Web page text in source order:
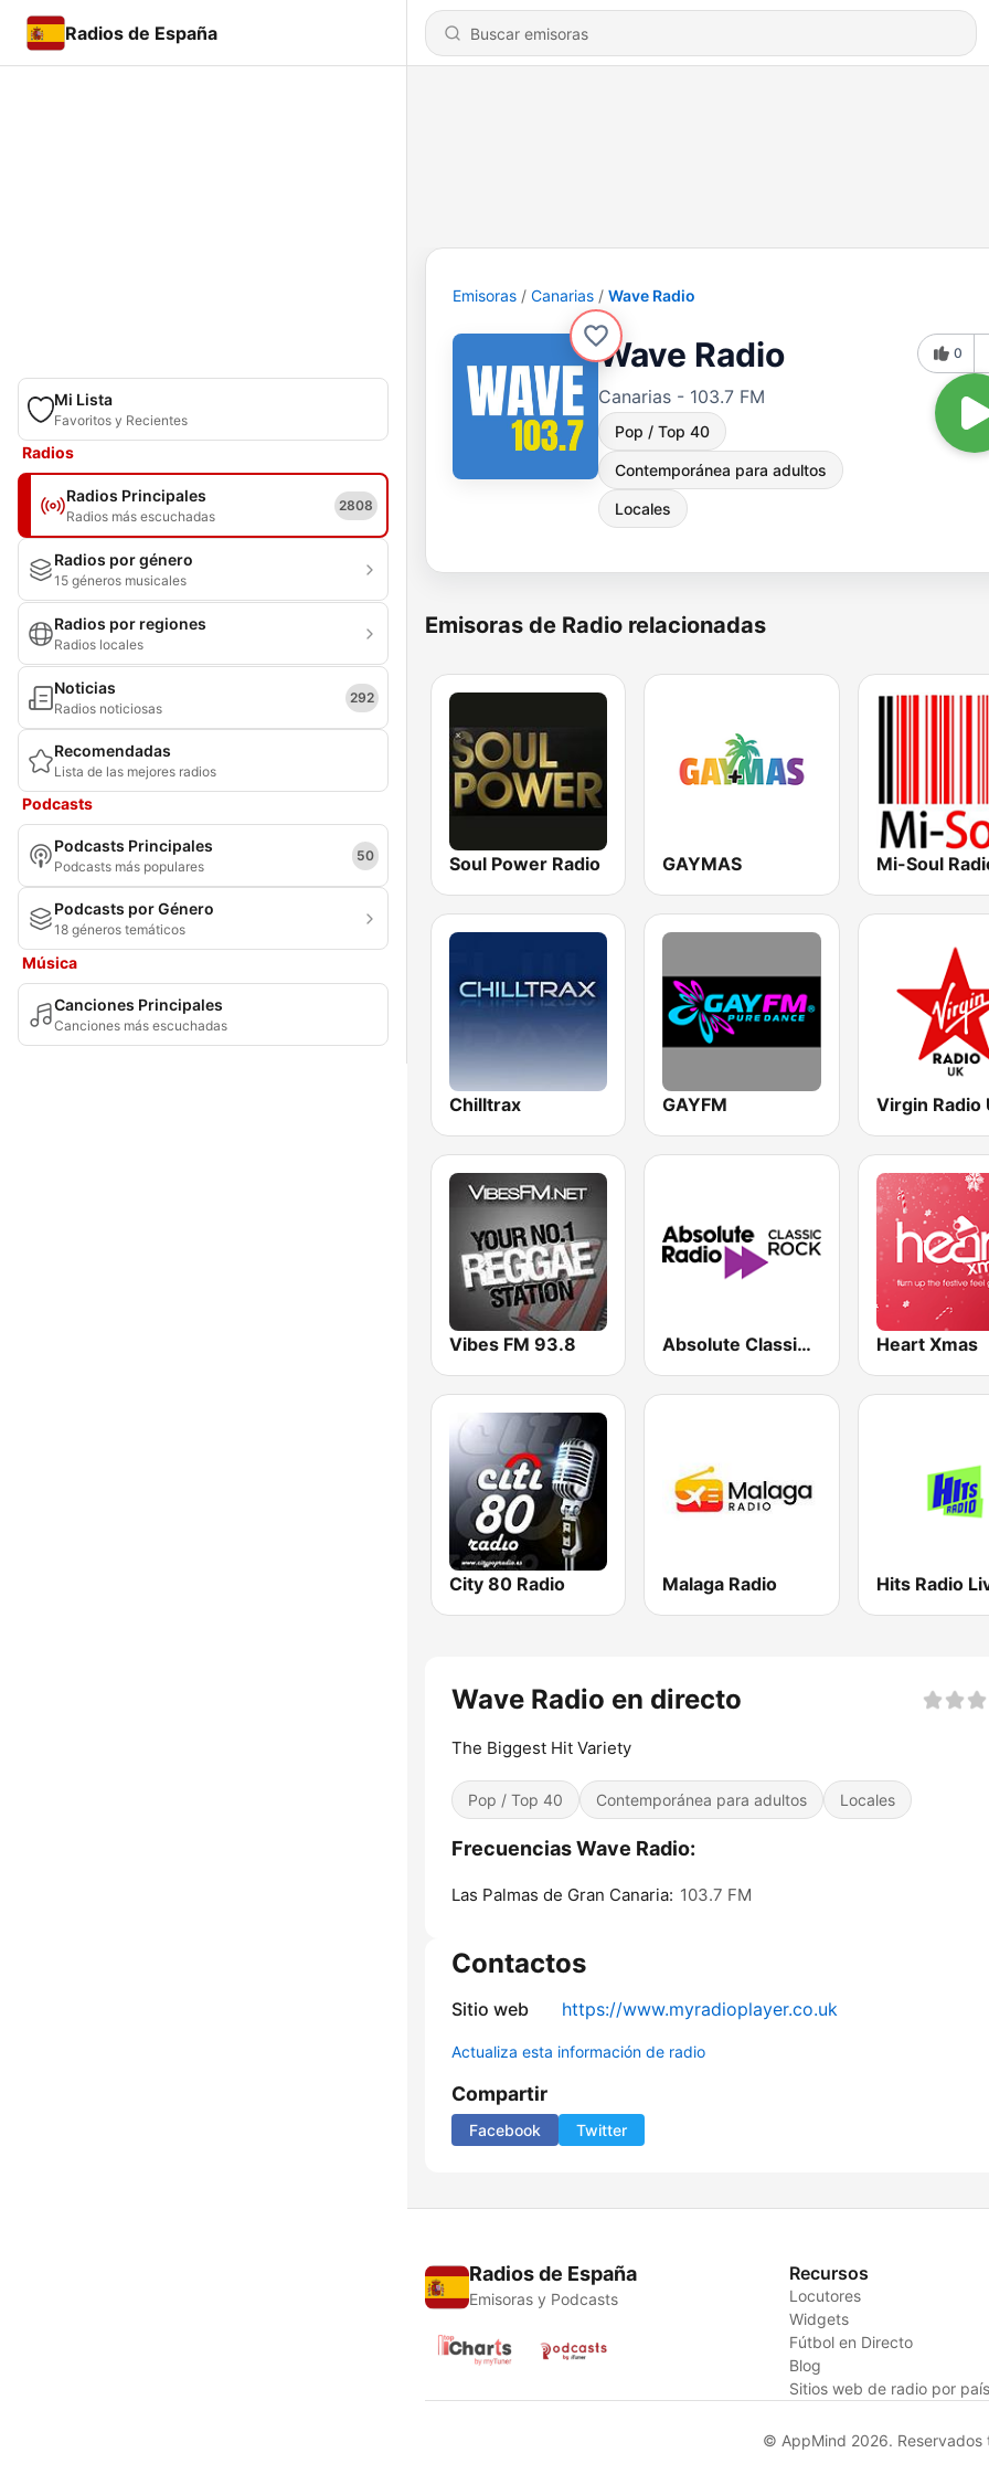
Radios de España
Mi Lista
Favoritos y Recientes
Radios
Radios Principales
Radios más escuchadas
2808
Radios por género
15 géneros musicales
Radios por regiones
Radios locales
Noticias
Radios noticiosas
292
Recomendadas
Lista de las mejores radios
Podcasts
Podcasts Principales
Podcasts más populares
50
Podcasts por Género
18 géneros temáticos
Música
Canciones Principales
Canciones más escuchadas
Emisoras Canarias Wave Radio
Wave Radio
Canarias - 103.7 FM
Pop / Top 40
Contemporánea para adultos
Locales
0
Emisoras de Radio relacionadas
Soul Power Radio GAYMAS Mi-Soul
Chilltrax GAYFM Virgin Radio
Vibes FM 93.8 Absolute Classic Rock Heart Xmas
City 80 Radio Malaga Radio
Wave Radio en directo
The Biggest Hit Variety
Pop / Top 40 Contemporánea para adultos Locales
Frecuencias Wave Radio:
Las Palmas de Gran Canaria: 103.7 FM
Contactos
Sitio web https://www.myradioplayer.co.uk
Actualiza esta información de radio
Compartir
Facebook Twitter
Radios de España
Emisoras y Podcasts
Recursos
Locutores
Widgets
Fútbol en Directo
Blog
Sitios web de radio por
© AppMind 2026. Reservados